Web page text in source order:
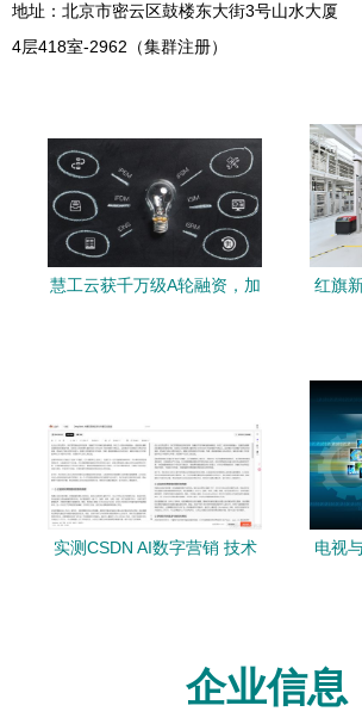
地址：北京市密云区鼓楼东大街3号山水大厦
4层418室-2962（集群注册）
慧工云获千万级A轮融资，加
红旗
实测CSDN AI数字营销 技术
电视
企业信息